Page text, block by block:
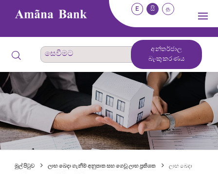
E සි த
අන්තර්ජාල
බැංකුකරණය
මුල් පිටුව ලාභ බෙදා ගැනීම් අනුපාත සහ ගෙවූ ලාභ ප්‍රතිශත ලාභ බෙදා